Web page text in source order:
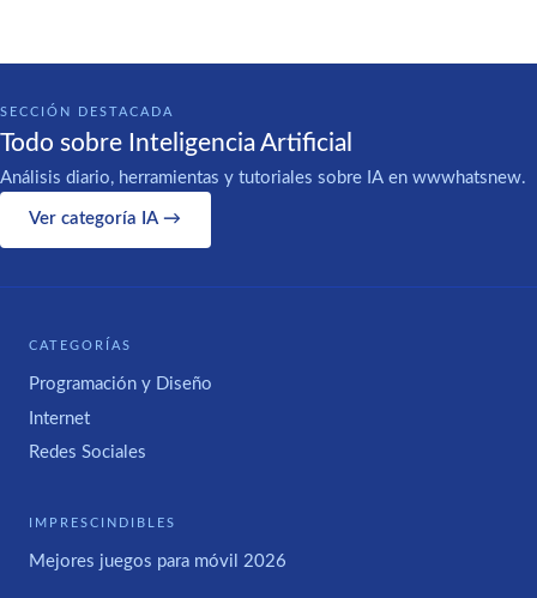
SECCIÓN DESTACADA
Todo sobre Inteligencia Artificial
Análisis diario, herramientas y tutoriales sobre IA en wwwhatsnew.
Ver categoría IA →
CATEGORÍAS
Programación y Diseño
Internet
Redes Sociales
IMPRESCINDIBLES
Mejores juegos para móvil 2026